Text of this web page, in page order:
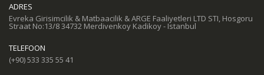
ADRES
Evreka Girisimcilik & Matbaacilik & ARGE Faaliyetleri LTD STI, Hosgoru
Straat No:13/8 34732 Merdivenkoy Kadikoy - Istanbul
TELEFOON
(+90) 533 335 55 41